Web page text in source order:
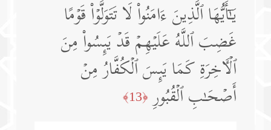
یَـٰۤأَیُّهَا ٱلَّذِینَ ءَامَنُوا۟ لَا تَتَوَلَّوۡا۟ قَوۡمًا
غَضِبَ ٱللَّهُ عَلَیۡهِمۡ قَدۡ یَىِٕسُوا۟ مِنَ
ٱلۡـَٔاخِرَةِ كَمَا یَىِٕسَ ٱلۡكُفَّارُ مِنۡ
أَصۡحَـٰبِ ٱلۡقُبُورِ ﴿13﴾